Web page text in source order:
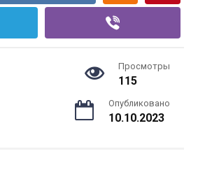
Просмотры
115
Опубликовано
10.10.2023